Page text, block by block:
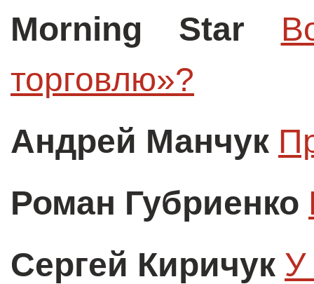
Morning Star
торговлю»?
Андрей Манчук
Роман Губриенко
Сергей Киричук У